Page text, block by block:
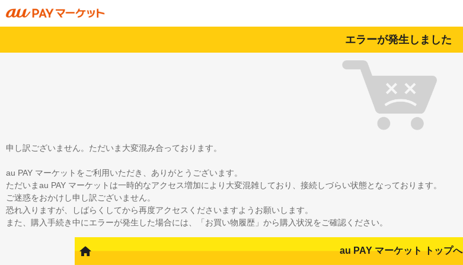
エラーが発生しました
申し訳ございません。ただいま大変混み合っております。
au PAY マーケットをご利用いただき、ありがとうございます。
ただいまau PAY マーケットは一時的なアクセス増加により大変混雑しており、接続しづらい状態となっております。
ご迷惑をおかけし申し訳ございません。
恐れ入りますが、しばらくしてから再度アクセスくださいますようお願いします。
また、購入手続き中にエラーが発生した場合には、「お買い物履歴」から購入状況をご確認ください。
au PAY マーケット トップへ